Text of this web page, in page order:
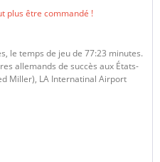
plus être commandé !
le temps de jeu de 77:23 minutes.
allemands de succès aux États-
Miller), LA Internatinal Airport